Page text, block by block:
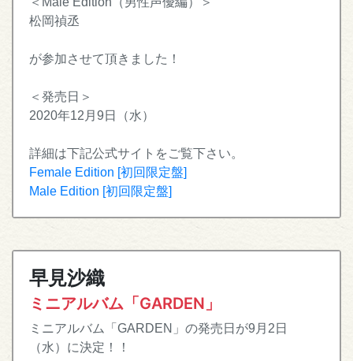
松岡禎丞
が参加させて頂きました！
＜発売日＞
2020年12月9日（水）
詳細は下記公式サイトをご覧下さい。
Female Edition [初回限定盤]
Male Edition [初回限定盤]
早見沙織
ミニアルバム「GARDEN」
ミニアルバム「GARDEN」の発売日が9月2日
（水）に決定！！